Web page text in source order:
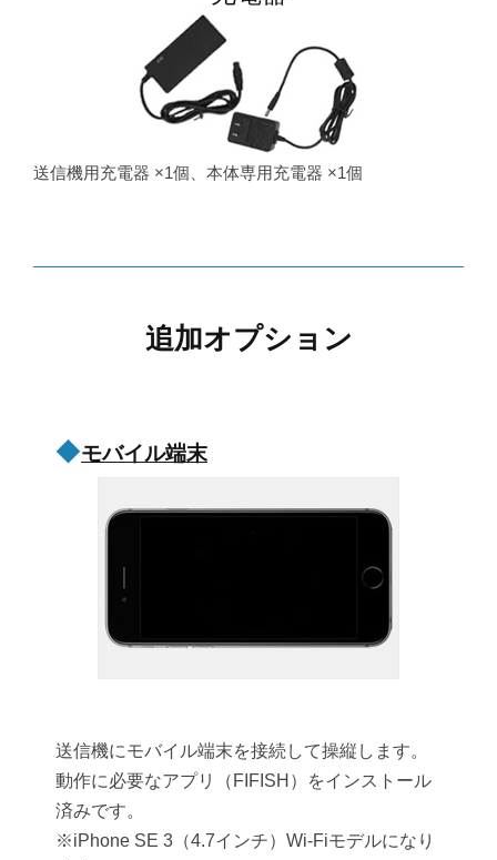
送信機用充電器 ×1個、本体専用充電器 ×1個
追加オプション
◆モバイル端末
送信機にモバイル端末を接続して操縦します。
動作に必要なアプリ（FIFISH）をインストール
済みです。
※iPhone SE 3（4.7インチ）Wi-Fiモデルになり